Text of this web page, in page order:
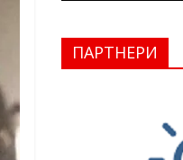
ПАРТНЕРИ